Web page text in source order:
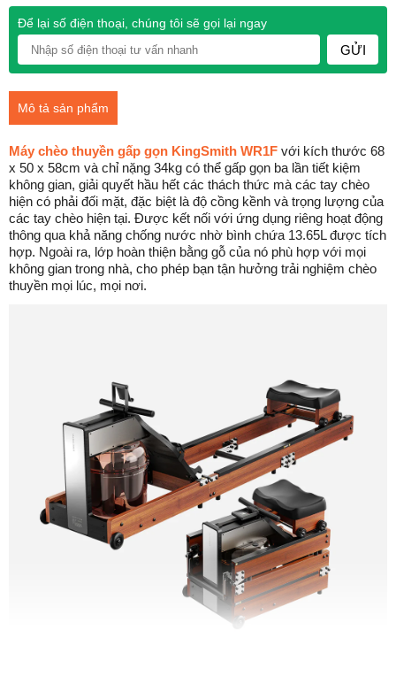
Để lại số điện thoại, chúng tôi sẽ gọi lại ngay
GỬI
Mô tả sản phẩm
Máy chèo thuyền gấp gọn KingSmith WR1F với kích thước 68
x 50 x 58cm và chỉ nặng 34kg có thể gấp gọn ba lần tiết kiệm
không gian, giải quyết hầu hết các thách thức mà các tay chèo
hiện có phải đối mặt, đặc biệt là độ cồng kềnh và trọng lượng của
các tay chèo hiện tại. Được kết nối với ứng dụng riêng hoạt động
thông qua khả năng chống nước nhờ bình chứa 13.65L được tích
hợp. Ngoài ra, lớp hoàn thiện bằng gỗ của nó phù hợp với mọi
không gian trong nhà, cho phép bạn tận hưởng trải nghiệm chèo
thuyền mọi lúc, mọi nơi.